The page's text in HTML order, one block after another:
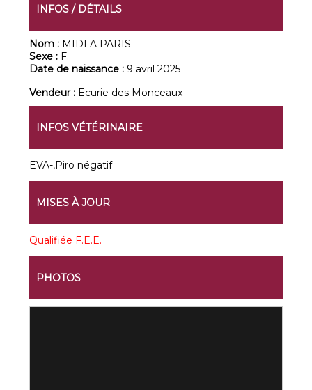
INFOS / DÉTAILS
Nom : MIDI A PARIS
Sexe : F.
Date de naissance : 9 avril 2025
Vendeur : Ecurie des Monceaux
INFOS VÉTÉRINAIRE
EVA-,Piro négatif
MISES À JOUR
Qualifiée F.E.E.
PHOTOS